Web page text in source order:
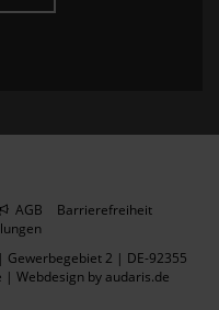
AGB
Barrierefreiheit
Gewerbegebiet 2 | DE-92355
| Webdesign by audaris.de